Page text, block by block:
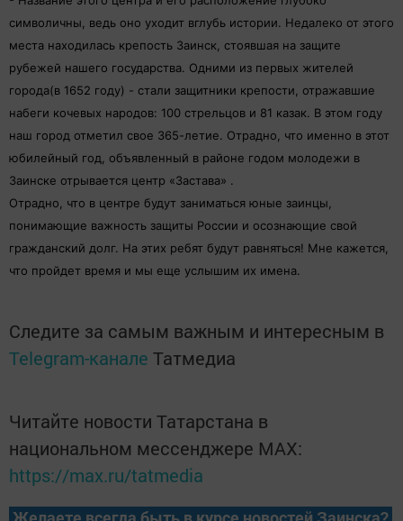
символичны, ведь оно уходит вглубь истории. Недалеко от этого
места находилась крепость Заинск, стоявшая на защите
рубежей нашего государства. Одними из первых жителей
города(в 1652 году) - стали защитники крепости, отражавшие
набеги кочевых народов: 100 стрельцов и 81 казак. В этом году
наш город отметил свое 365-летие. Отрадно, что именно в этот
юбилейный год, объявленный в районе годом молодежи в
Заинске отрывается центр «Застава» .
Отрадно, что в центре будут заниматься юные заинцы,
понимающие важность защиты России и осознающие свой
гражданский долг. На этих ребят будут равняться! Мне кажется,
что пройдет время и мы еще услышим их имена.
Следите за самым важным и интересным в
Telegram-канале Татмедиа
Читайте новости Татарстана в
национальном мессенджере MАХ:
https://max.ru/tatmedia